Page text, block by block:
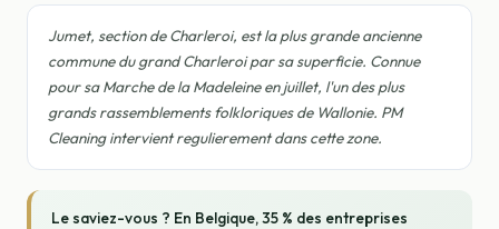
Jumet, section de Charleroi, est la plus grande ancienne
commune du grand Charleroi par sa superficie. Connue
pour sa Marche de la Madeleine en juillet, l'un des plus
grands rassemblements folkloriques de Wallonie. PM
Cleaning intervient regulierement dans cette zone.
Le saviez-vous ? En Belgique, 35 % des entreprises